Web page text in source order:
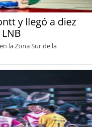
y llegó a diez
la Zona Sur de la